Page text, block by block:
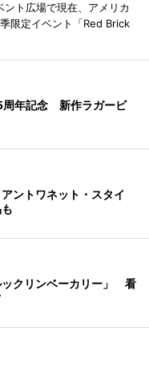
ト広場で現在、アメリカ
限定イベント「Red Brick
周年記念 新作ラガービ
ントワネット・スタイ
ックリンベーカリー」 看